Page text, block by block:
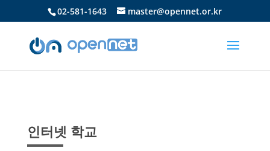
02-581-1643 master@opennet.or.kr
인터넷 학교